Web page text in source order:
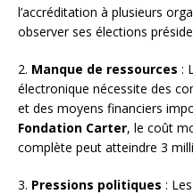
l’accréditation à plusieurs
observer ses élections
2. Manque de ressources :
électronique nécessite des
et des moyens financiers
Fondation Carter, le coût
complète peut atteindre 3
3. Pressions politiques :